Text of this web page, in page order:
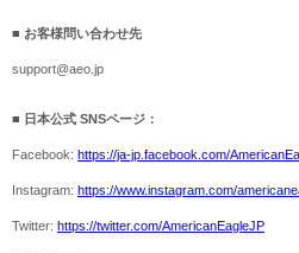
■ お客様問い合わせ先
support@aeo.jp
■ 日本公式 SNSページ：
Facebook: https://ja-jp.facebook.com/
Instagram: https://www.instagram.com/
Twitter: https://twitter.com/AmericanEagleJP